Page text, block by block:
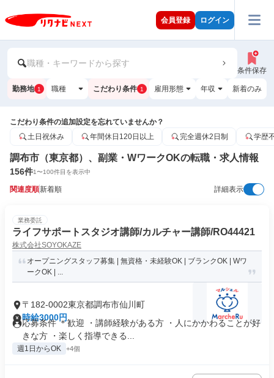
会員登録 ログイン
職種・キーワードから探す
条件保存
勤務地 1 職種 こだわり条件 1 雇用形態 年収 新着のみ
こだわり条件の追加設定を忘れていませんか？
土日祝休み
年間休日120日以上 完全週休2日制 学歴
調布市（東京都）、副業・WワークOKの転職・求人情報
156件1〜100件目を表示中
関連度順新着順 詳細表示
業務委託
ライフサポートスタジオ講師/カルチャー講師/RO44421
株式会社SOYOKAZE
オープニングスタッフ募集 | 無資格・未経験OK | ブランクOK | Wワ
ークOK | ...
〒182-0002東京都調布市仙川町
時給3000円
応募条件 ＊歓迎 ・講師経験がある方 ・人にかかわることが好
きな方 ・楽しく指導できる...
週1日からOK +4個